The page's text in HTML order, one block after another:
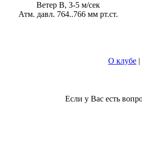
Ветер В, 3-5 м/сек
Атм. давл. 764..766 мм рт.ст.
О клубе |
Если у Вас есть